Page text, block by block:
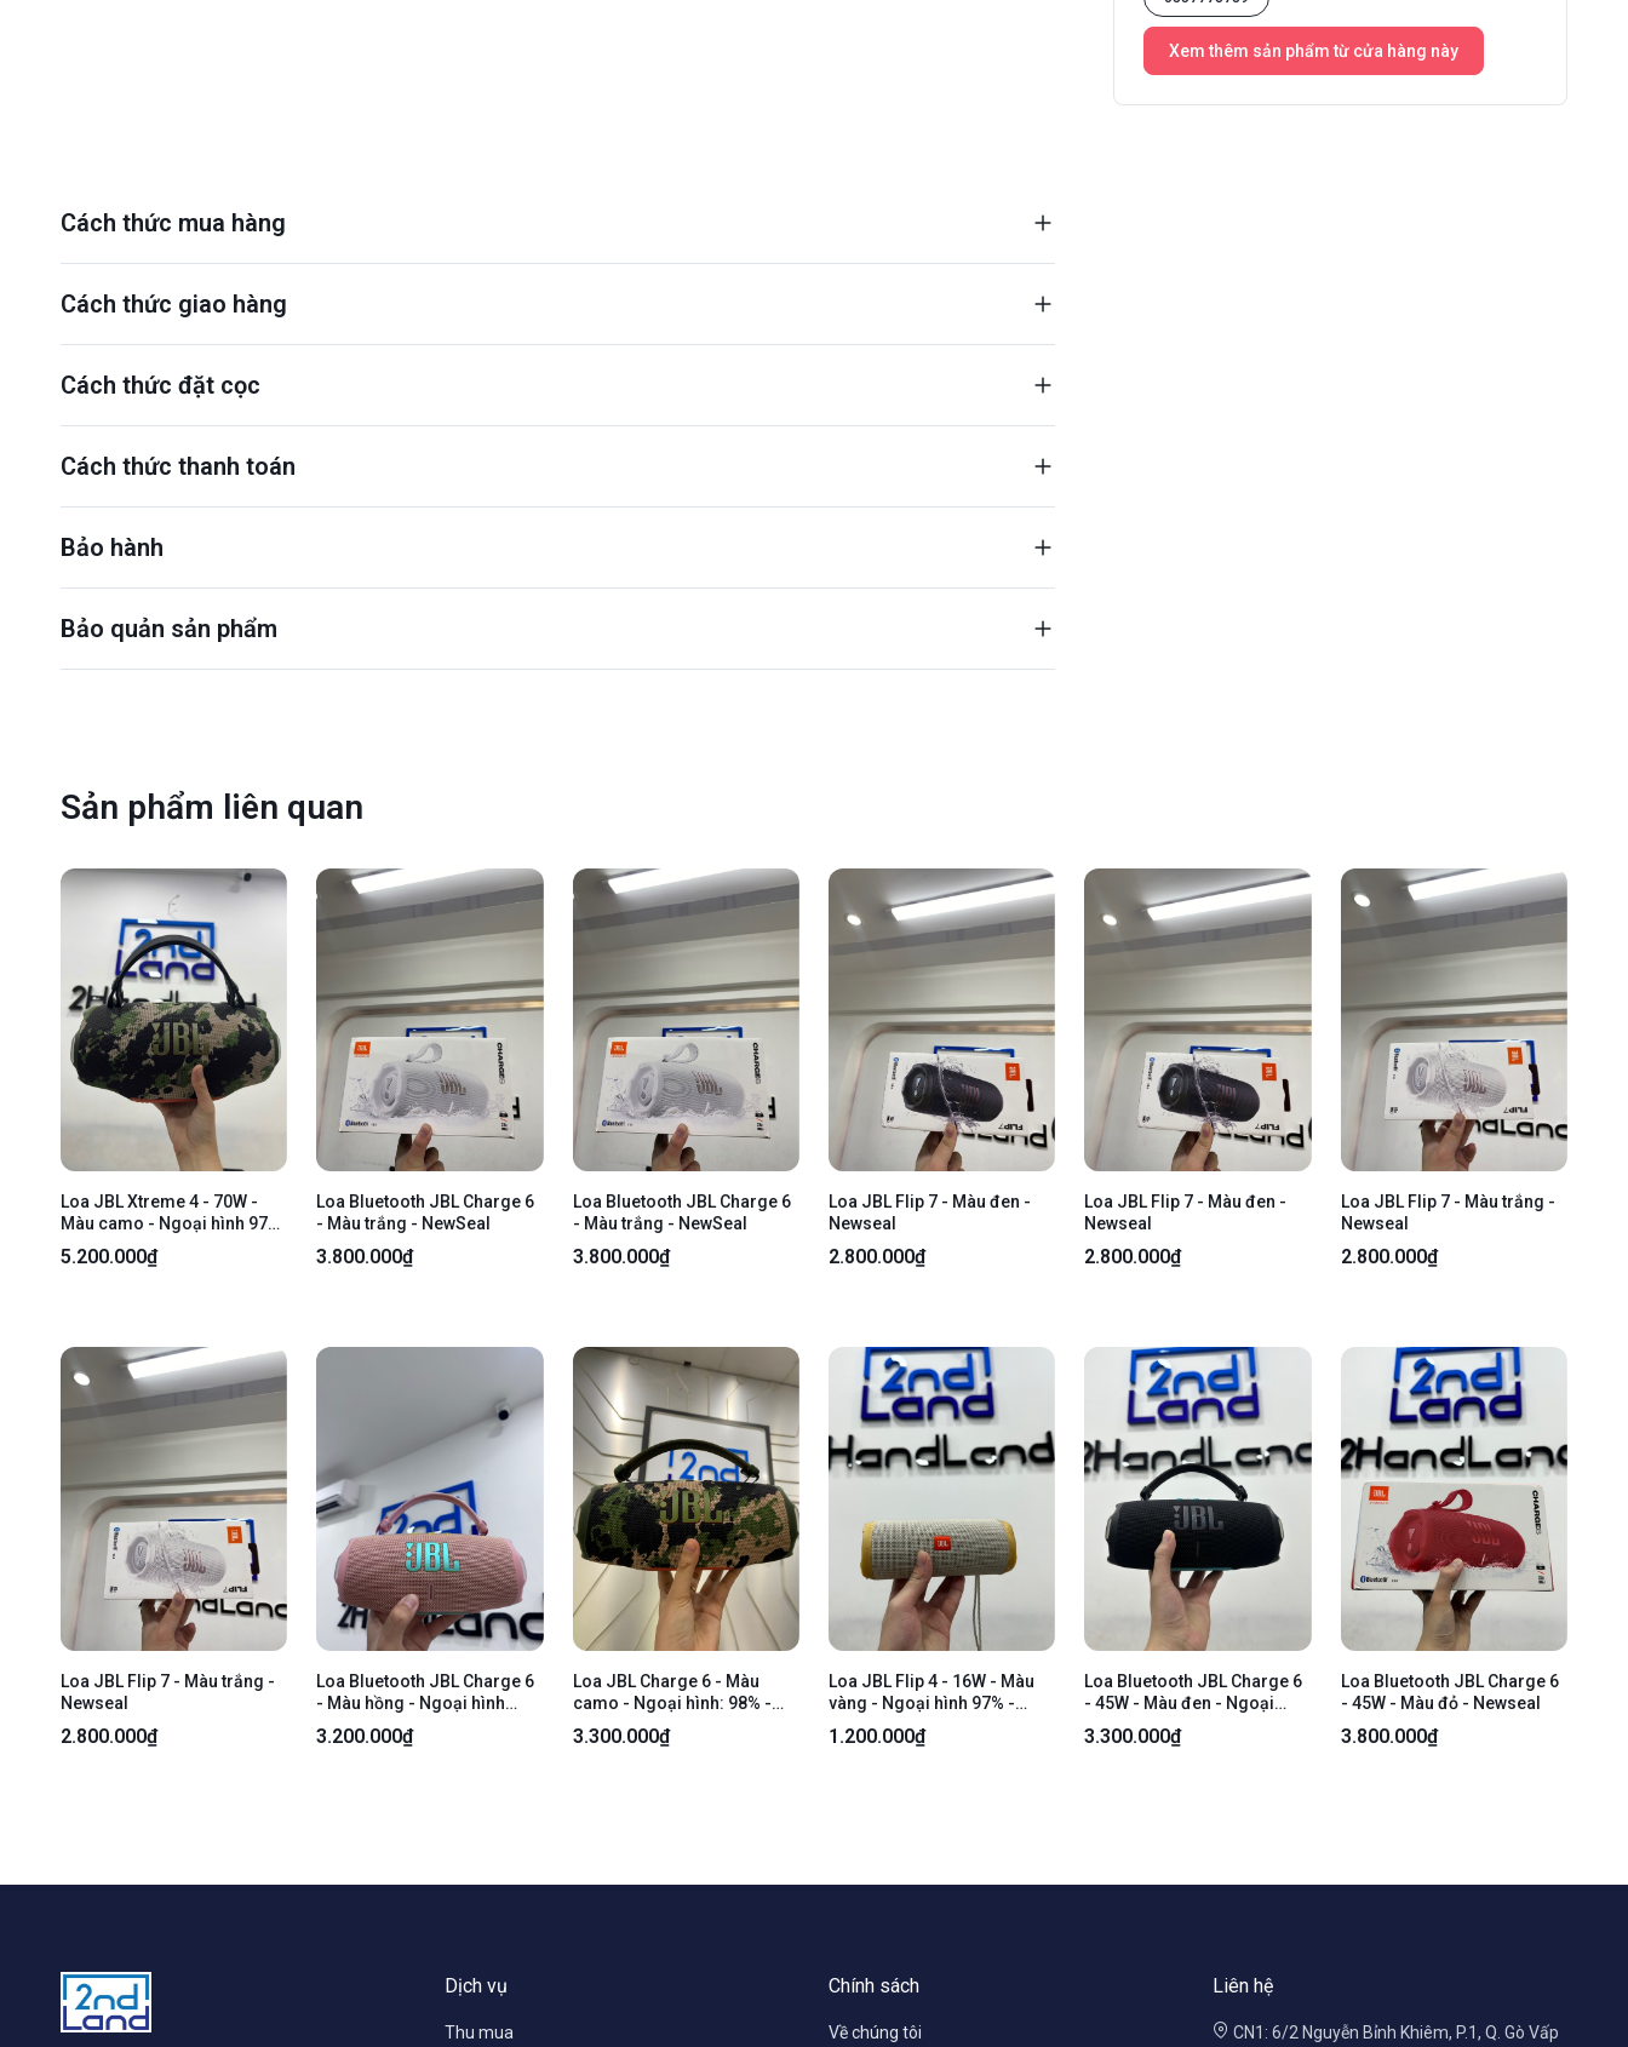
Xem thêm sản phẩm từ cửa hàng này
Cách thức mua hàng
Cách thức giao hàng
Cách thức đặt cọc
Cách thức thanh toán
Bảo hành
Bảo quản sản phẩm
Sản phẩm liên quan
Loa JBL Xtreme 4 - 70W -
Màu camo - Ngoại hình 97%
- Body
5.200.000₫
Loa Bluetooth JBL Charge 6
- Màu trắng - NewSeal
3.800.000₫
Loa Bluetooth JBL Charge 6
- Màu trắng - NewSeal
3.800.000₫
Loa JBL Flip 7 - Màu đen -
Newseal
2.800.000₫
Loa JBL Flip 7 - Màu đen -
Newseal
2.800.000₫
Loa JBL Flip 7 - Màu trắng -
Newseal
2.800.000₫
Loa JBL Flip 7 - Màu trắng -
Newseal
2.800.000₫
Loa Bluetooth JBL Charge 6
- Màu hồng - Ngoại hình
97,5% - Kèm 1 dây sạc Type-
C
3.200.000₫
Loa JBL Charge 6 - Màu
camo - Ngoại hình: 98% -
Body
3.300.000₫
Loa JBL Flip 4 - 16W - Màu
vàng - Ngoại hình 97% -
Body
1.200.000₫
Loa Bluetooth JBL Charge 6
- 45W - Màu đen - Ngoại
hình 97% - Kèm sạc
3.300.000₫
Loa Bluetooth JBL Charge 6
- 45W - Màu đỏ - Newseal
3.800.000₫
Dịch vụ
Thu mua
Chính sách
Về chúng tôi
Liên hệ
CN1: 6/2 Nguyễn Bỉnh Khiêm, P.1, Q. Gò Vấp